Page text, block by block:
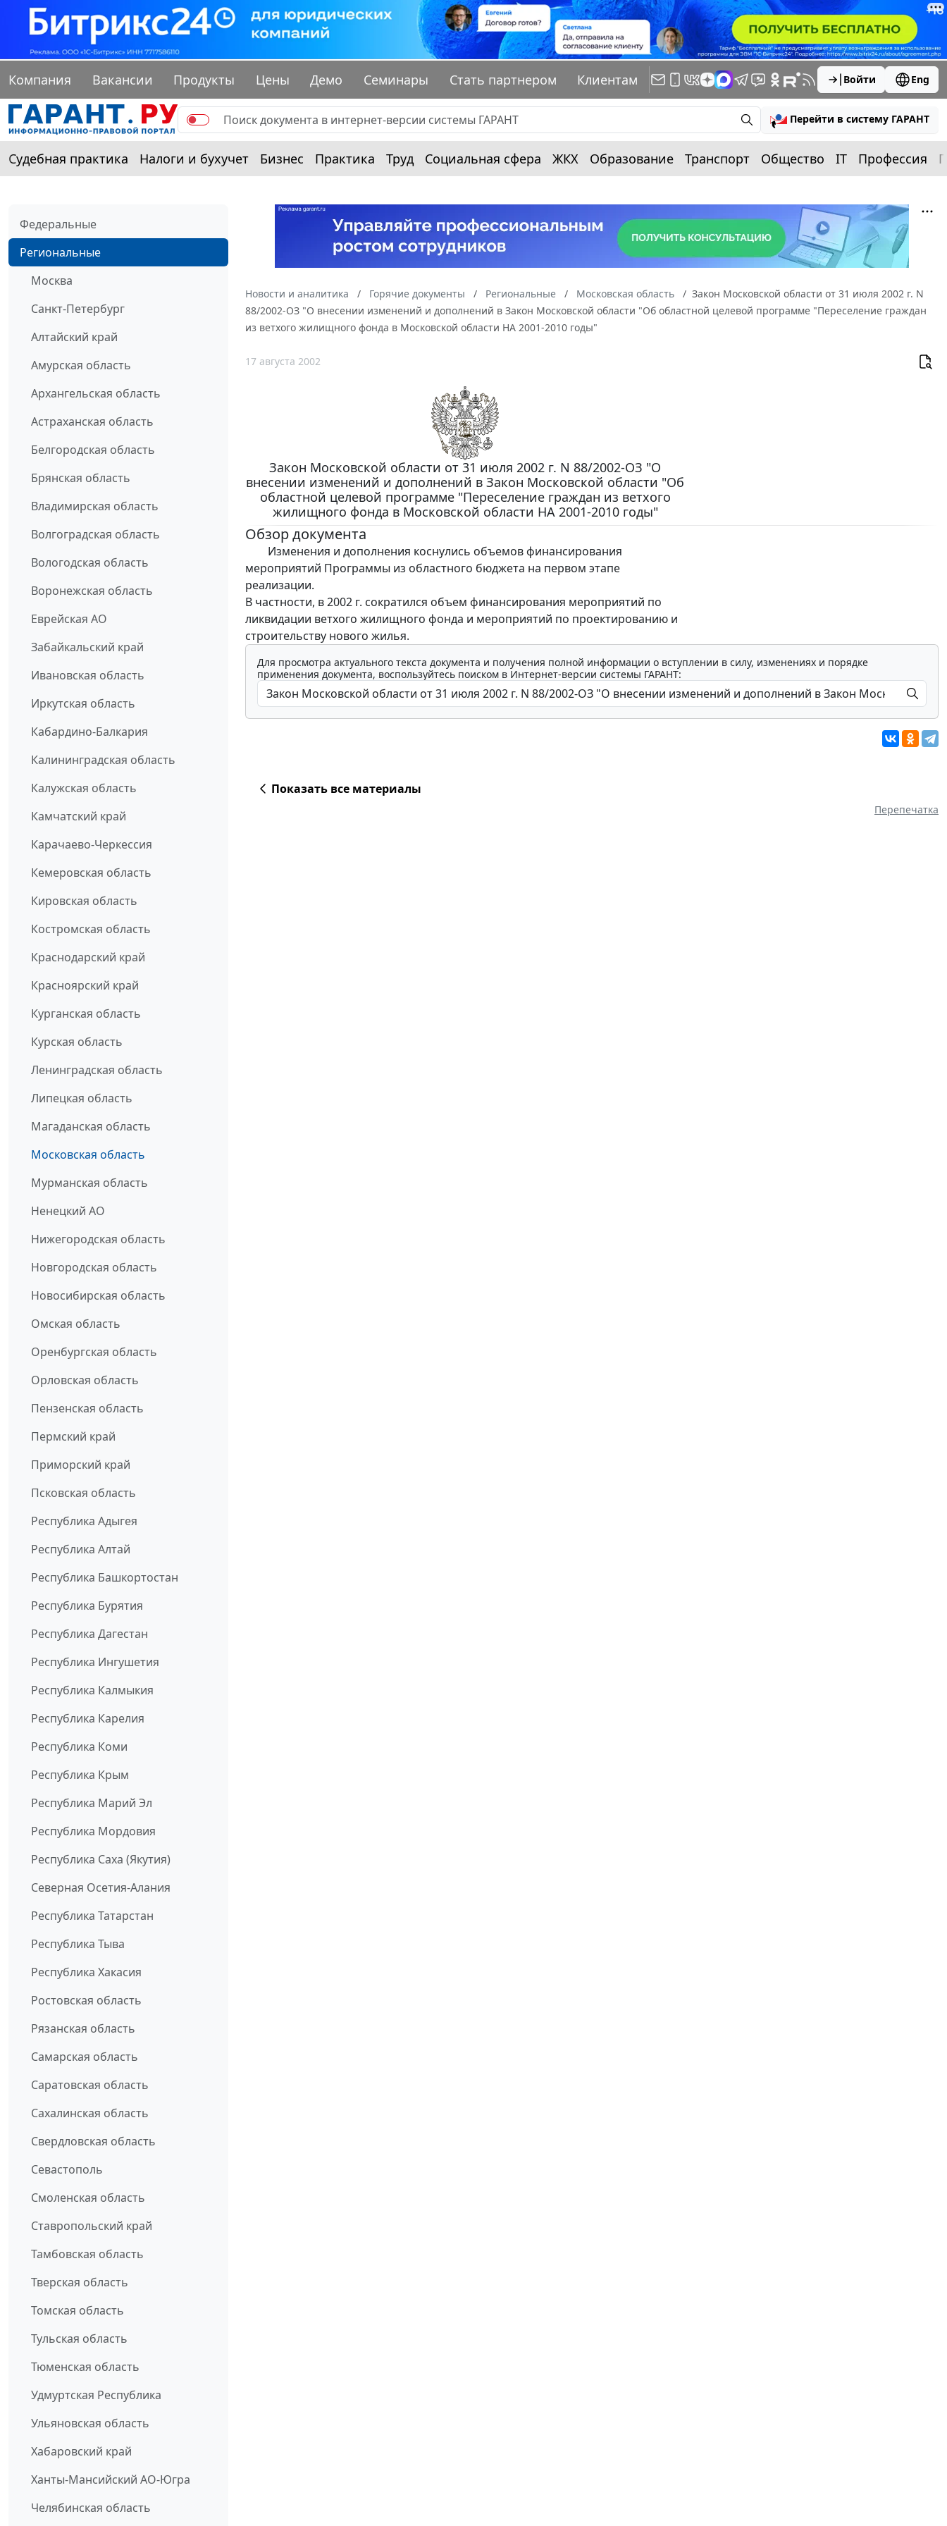
Компания Вакансии Продукты Цены Демо Семинары Стать партнером Клиентам Войти Eng
Перейти в систему ГАРАНТ
Судебная практика Налоги и бухучет Бизнес Практика Труд Социальная сфера ЖКХ Образование Транспорт Общество IT Профессия
Федеральные
Региональные
Москва
Санкт-Петербург
Алтайский край
Амурская область
Архангельская область
Астраханская область
Белгородская область
Брянская область
Владимирская область
Волгоградская область
Вологодская область
Воронежская область
Еврейская АО
Забайкальский край
Ивановская область
Иркутская область
Кабардино-Балкария
Калининградская область
Калужская область
Камчатский край
Карачаево-Черкессия
Кемеровская область
Кировская область
Костромская область
Краснодарский край
Красноярский край
Курганская область
Курская область
Ленинградская область
Липецкая область
Магаданская область
Московская область
Мурманская область
Ненецкий АО
Нижегородская область
Новгородская область
Новосибирская область
Омская область
Оренбургская область
Орловская область
Пензенская область
Пермский край
Приморский край
Псковская область
Республика Адыгея
Республика Алтай
Республика Башкортостан
Республика Бурятия
Республика Дагестан
Республика Ингушетия
Республика Калмыкия
Республика Карелия
Республика Коми
Республика Крым
Республика Марий Эл
Республика Мордовия
Республика Саха (Якутия)
Северная Осетия-Алания
Республика Татарстан
Республика Тыва
Республика Хакасия
Ростовская область
Рязанская область
Самарская область
Саратовская область
Сахалинская область
Свердловская область
Севастополь
Смоленская область
Ставропольский край
Тамбовская область
Тверская область
Томская область
Тульская область
Тюменская область
Удмуртская Республика
Ульяновская область
Хабаровский край
Ханты-Мансийский АО-Югра
Челябинская область
Новости и аналитика Горячие документы Региональные Московская область
Закон Московской области от 31 июля 2002 г. N
88/2002-ОЗ "О внесении изменений и дополнений в Закон Московской области "Об областной целевой программе "Переселение граждан
из ветхого жилищного фонда в Московской области НА 2001-2010 годы"
17 августа 2002
Закон Московской области от 31 июля 2002 г. N 88/2002-ОЗ "О
внесении изменений и дополнений в Закон Московской области "Об
областной целевой программе "Переселение граждан из ветхого
жилищного фонда в Московской области НА 2001-2010 годы"
Обзор документа
Изменения и дополнения коснулись объемов финансирования
мероприятий Программы из областного бюджета на первом этапе
реализации.
В частности, в 2002 г. сократился объем финансирования мероприятий по
ликвидации ветхого жилищного фонда и мероприятий по проектированию и
строительству нового жилья.
Для просмотра актуального текста документа и получения полной информации о вступлении в силу, изменениях и порядке
применения документа, воспользуйтесь поиском в Интернет-версии системы ГАРАНТ:
Показать все материалы
Перепечатка